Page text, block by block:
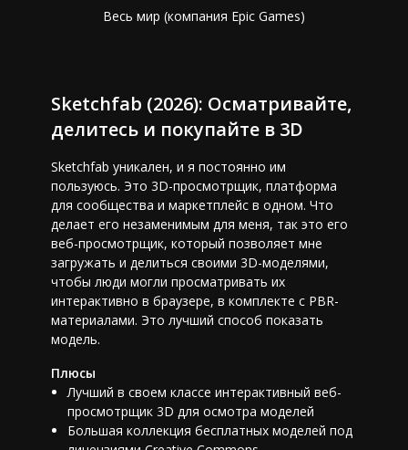
Весь мир (компания Epic Games)
Sketchfab (2026): Осматривайте,
делитесь и покупайте в 3D
Sketchfab уникален, и я постоянно им
пользуюсь. Это 3D-просмотрщик, платформа
для сообщества и маркетплейс в одном. Что
делает его незаменимым для меня, так это его
веб-просмотрщик, который позволяет мне
загружать и делиться своими 3D-моделями,
чтобы люди могли просматривать их
интерактивно в браузере, в комплекте с PBR-
материалами. Это лучший способ показать
модель.
Плюсы
Лучший в своем классе интерактивный веб-
просмотрщик 3D для осмотра моделей
Большая коллекция бесплатных моделей под